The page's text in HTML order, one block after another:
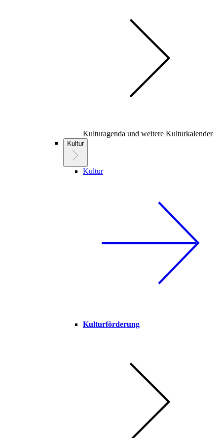
Kulturagenda und weitere Kulturkalender
Kultur
Kultur
Kulturförderung